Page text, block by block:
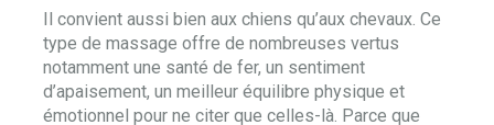
Il convient aussi bien aux chiens qu’aux chevaux. Ce
type de massage offre de nombreuses vertus
notamment une santé de fer, un sentiment
d’apaisement, un meilleur équilibre physique et
émotionnel pour ne citer que celles-là. Parce que